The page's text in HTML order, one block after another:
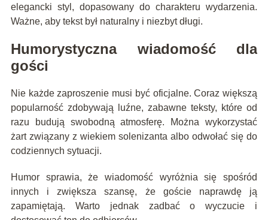
elegancki styl, dopasowany do charakteru wydarzenia.
Ważne, aby tekst był naturalny i niezbyt długi.
Humorystyczna wiadomość dla
gości
Nie każde zaproszenie musi być oficjalne. Coraz większą
popularność zdobywają luźne, zabawne teksty, które od
razu budują swobodną atmosferę. Można wykorzystać
żart związany z wiekiem solenizanta albo odwołać się do
codziennych sytuacji.
Humor sprawia, że wiadomość wyróżnia się spośród
innych i zwiększa szansę, że goście naprawdę ją
zapamiętają. Warto jednak zadbać o wyczucie i